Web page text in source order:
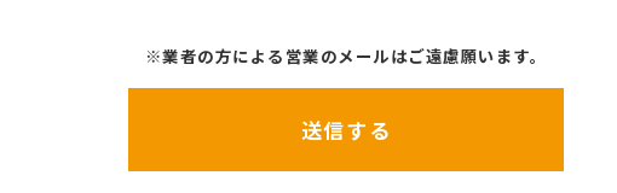
※業者の方による営業のメールはご遠慮願います。